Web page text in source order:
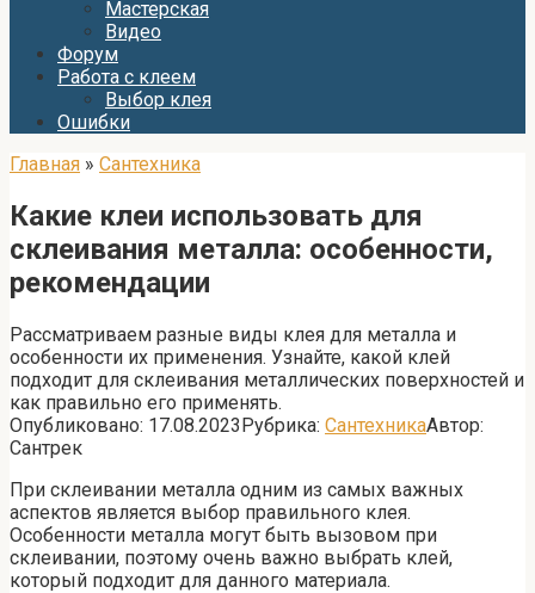
Мастерская
Видео
Форум
Работа с клеем
Выбор клея
Ошибки
Главная » Сантехника
Какие клеи использовать для
склеивания металла: особенности,
рекомендации
Рассматриваем разные виды клея для металла и
особенности их применения. Узнайте, какой клей
подходит для склеивания металлических поверхностей и
как правильно его применять.
Опубликовано: 17.08.2023Рубрика: СантехникаАвтор:
Сантрек
При склеивании металла одним из самых важных
аспектов является выбор правильного клея.
Особенности металла могут быть вызовом при
склеивании, поэтому очень важно выбрать клей,
который подходит для данного материала.